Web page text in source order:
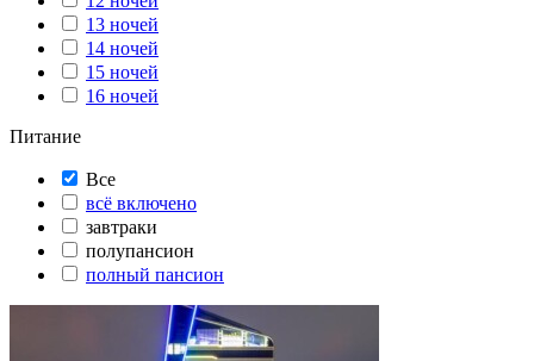
13 ночей
14 ночей
15 ночей
16 ночей
Питание
Все
всё включено
завтраки
полупансион
полный пансион